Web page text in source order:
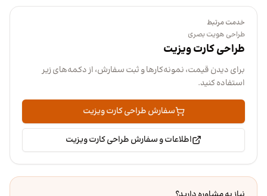
خدمت مرتبط
طراحی هویت بصری
طراحی کارت ویزیت
برای دیدن قیمت، نمونه‌کارها و ثبت سفارش، از دکمه‌های زیر
استفاده کنید.
سفارش طراحی کارت ویزیت
اطلاعات و سفارش طراحی کارت ویزیت